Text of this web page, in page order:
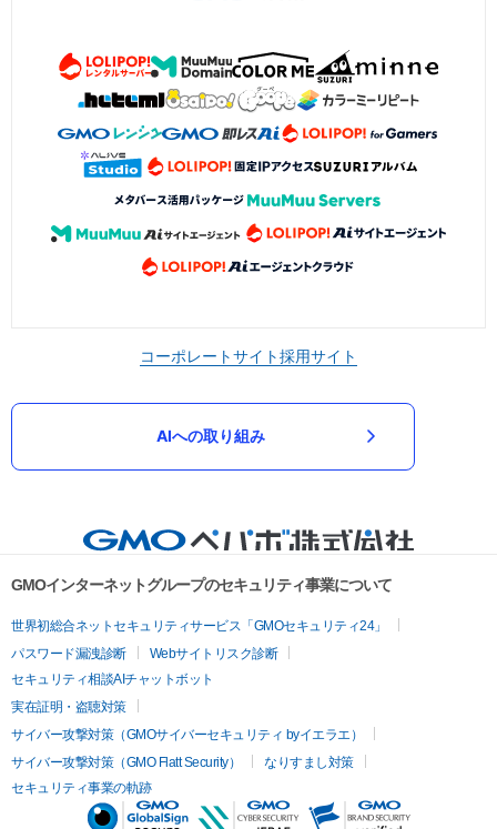
コーポレートサイト採用サイト
AIへの取り組み
GMOインターネットグループのセキュリティ事業について
世界初総合ネットセキュリティサービス「GMOセキュリティ24」
パスワード漏洩診断
Webサイトリスク診断
セキュリティ相談AIチャットボット
実在証明・盗聴対策
サイバー攻撃対策（GMOサイバーセキュリティ byイエラエ）
サイバー攻撃対策（GMO Flatt Security）
なりすまし対策
セキュリティ事業の軌跡